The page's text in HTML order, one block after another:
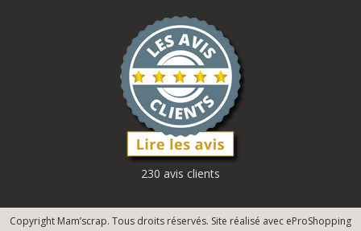
230 avis clients
Copyright Mam’scrap. Tous droits réservés. Site réalisé avec eProShopping